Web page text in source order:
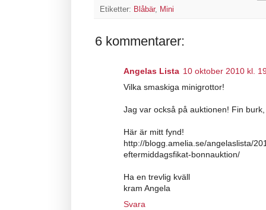
Etiketter: Blåbär, Mini
6 kommentarer:
Angelas Lista 10 oktober 2010 kl.
Vilka smaskiga minigrottor!
Jag var också på auktionen! Fin
Här är mitt fynd!
http://blogg.amelia.se/angelaslista/
eftermiddagsfikat-bonnauktion/
Ha en trevlig kväll
kram Angela
Svara